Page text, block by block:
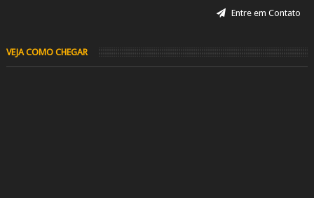
Entre em Contato
VEJA COMO CHEGAR